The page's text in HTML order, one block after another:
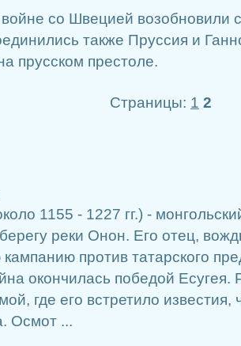
со Швецией возобновили
также Пруссия и
прусском престоле.
Страницы: 1 2
1155 - 1227 гг.) -
реки Онон. Его отец,
против татарского
окончилась победой Есугея.
где его встретило
Осмот ...